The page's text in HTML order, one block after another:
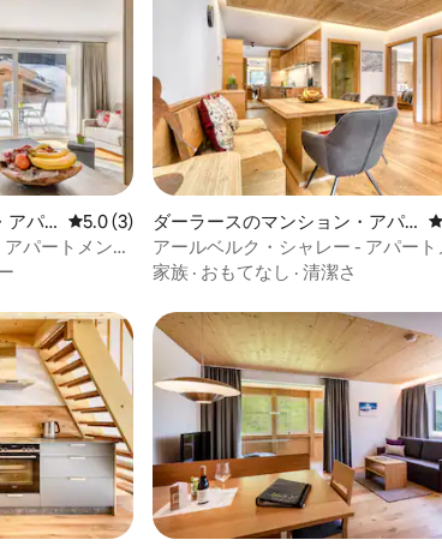
評価
アパ
レビュー3件、5つ星中5.0つ星の平均評価
5.0 (3)
パートメン
ダーラースのマンション・アパ
ート
アールベルク・シャレー - アパート
ト・フロッシュ・アルフェンツ・ヒ
家族 · おもてなし · 清潔さ